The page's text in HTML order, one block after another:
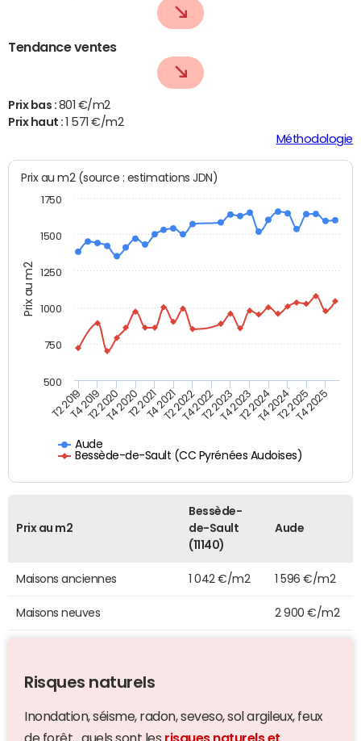
Tendance ventes
Prix bas : 801 €/m2
Prix haut :
1 571 €/m2
Méthodologie
Prix au m2
Prix au m2 (source : estimations JDN)
Aude
Bessède-de-Sault (CC Pyrénées Audoises)
T2 2019T4 2019T2 2020T4 2020T2 2021T4 2021T2 2022T4 2022T2 2023T4 2023T2 2024T4 2024T2 2025T4 2025
500
750
1000
1250
1500
1750
Prix au m2
Bessède-
de-Sault
(11140)
Aude
Maisons anciennes 1 042 €/m2 1 596 €/m2
Maisons neuves 2 900 €/m2
Risques naturels
Inondation, séisme, radon, seveso, sol argileux, feux
de forêt... quels sont les risques naturels et